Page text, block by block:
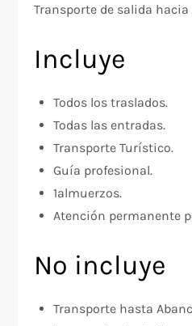
Transporte de salida hacia
Incluye
Todos los traslados.
Todas las entradas.
Transporte Turístico.
Guía profesional.
1almuerzos.
Atención permanente
No incluye
Transporte hasta